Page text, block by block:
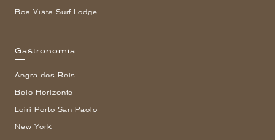
Boa Vista Surf Lodge
Gastronomia
Angra dos Reis
Belo Horizonte
Loiri Porto San Paolo
New York